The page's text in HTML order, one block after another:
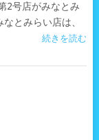
2号店がみなとみ
とみらい店は、
続きを読む